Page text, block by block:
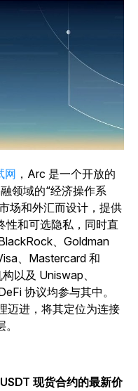
网 ，Arc 是一个开放的
领域的“经济操作系
场和外汇而设计，提供
性和可选隐私，同时直
、Goldman
、Mastercard 和
以及 Uniswap、
协议均参与其中。
迈进，将其定位为连接
现货合约的最新价